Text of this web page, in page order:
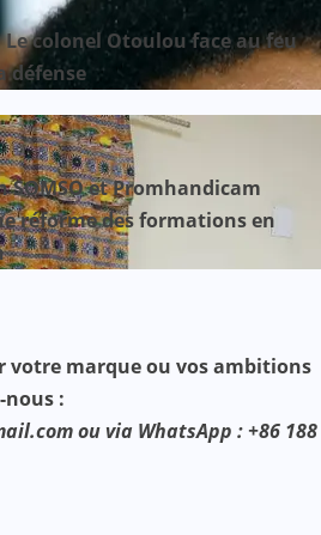
colonel Otoulou face au feu
défense
SOMSO et Promhandicam
réforme des formations en
votre marque ou vos ambitions
nous :
ou via WhatsApp : +86 188